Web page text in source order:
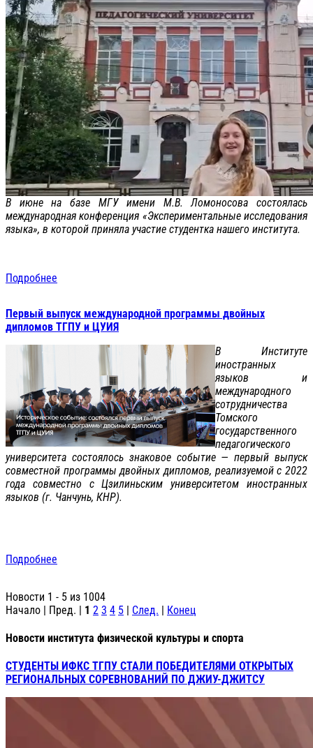
В июне на базе МГУ имени М.В. Ломоносова состоялась
международная конференция «Экспериментальные исследования
языка», в которой приняла участие студентка нашего института.
Подробнее
Первый выпуск международной программы двойных
дипломов ТГПУ и ЦУИЯ
В Институте
иностранных
языков и
международного
сотрудничества
Томского
государственного
педагогического
университета состоялось знаковое событие — первый выпуск
совместной программы двойных дипломов, реализуемой с 2022
года совместно с Цзилиньским университетом иностранных
языков (г. Чанчунь, КНР).
Подробнее
Новости 1 - 5 из 1004
Начало | Пред. | 1 2 3 4 5 | След. | Конец
Новости института физической культуры и спорта
СТУДЕНТЫ ИФКС ТГПУ СТАЛИ ПОБЕДИТЕЛЯМИ ОТКРЫТЫХ
РЕГИОНАЛЬНЫХ СОРЕВНОВАНИЙ ПО ДЖИУ-ДЖИТСУ